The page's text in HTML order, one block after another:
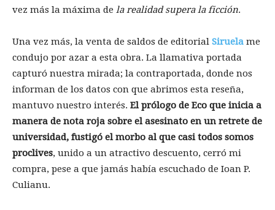
vez más la máxima de la realidad supera la ficción.
Una vez más, la venta de saldos de editorial Siruela me
condujo por azar a esta obra. La llamativa portada
capturó nuestra mirada; la contraportada, donde nos
informan de los datos con que abrimos esta reseña,
mantuvo nuestro interés. El prólogo de Eco que inicia a
manera de nota roja sobre el asesinato en un retrete de
universidad, fustigó el morbo al que casi todos somos
proclives, unido a un atractivo descuento, cerró mi
compra, pese a que jamás había escuchado de Ioan P.
Culianu.